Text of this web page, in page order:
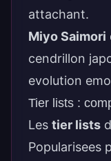
attachant.
Miyo Saimori
cendrillon
evolution
Tier lists :
Les tier lists
Popularisees